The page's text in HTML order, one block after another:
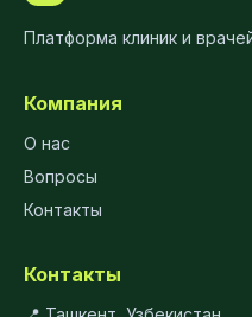
Платформа клиник и
Компания
О нас
Вопросы
Контакты
Контакты